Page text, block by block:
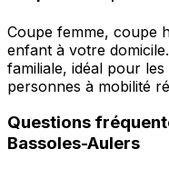
Coupe femme, coupe
enfant à votre
familiale, idéal pour
personnes à mobilité
Questions
Bassoles-Aulers